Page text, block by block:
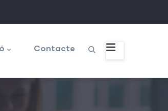
Contacte